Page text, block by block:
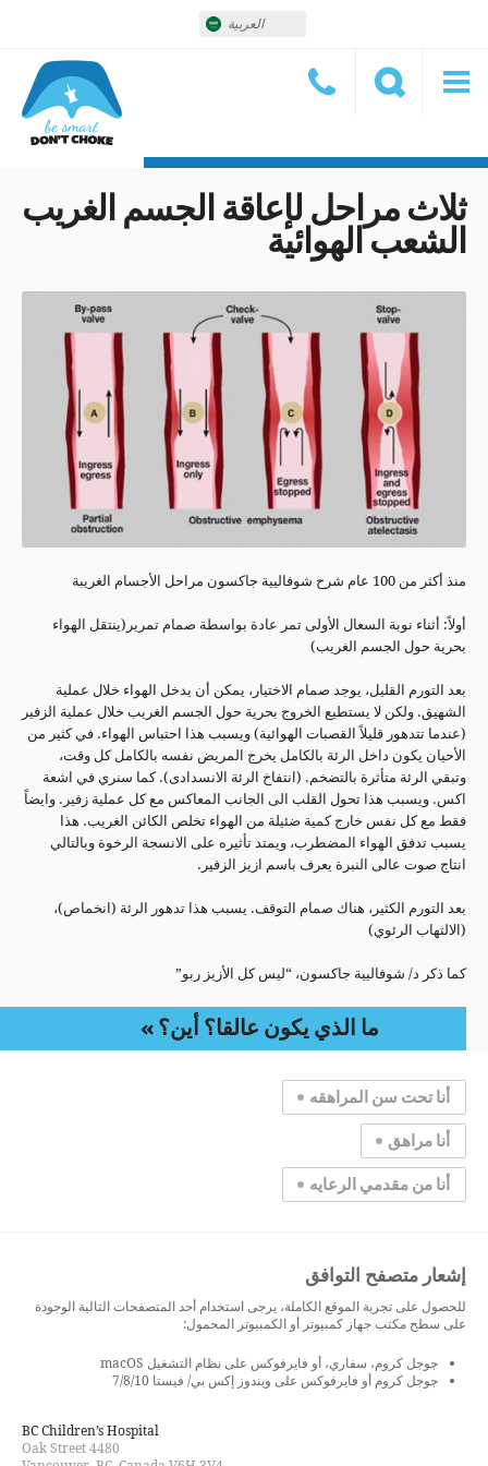
العربية
ثلاث مراحل لإعاقة الجسم الغريب
الشعب الهوائية
منذ أكثر من 100 عام شرح شوفاليية جاكسون مراحل الأجسام الغريبة
أولاً: أثناء نوبة السعال الأولى تمر عادة بواسطة صمام تمرير(ينتقل الهواء
بحرية حول الجسم الغريب)
بعد التورم القليل، يوجد صمام الاختيار، يمكن أن يدخل الهواء خلال عملية
الشهيق. ولكن لا يستطيع الخروج بحرية حول الجسم الغريب خلال عملية الزفير
(عندما تتدهور قليلاً القصبات الهوائية) ويسبب هذا احتباس الهواء. في كثير من
الأحيان يكون داخل الرئة بالكامل يخرج المريض نفسه بالكامل كل وقت،
وتبقي الرئة متأثرة بالتضخم. (انتفاخ الرئة الانسدادى). كما سنري في اشعة
اكس. ويسبب هذا تحول القلب الى الجانب المعاكس مع كل عملية زفير. وايضاً
فقط مع كل نفس خارج كمية ضئيلة من الهواء تخلص الكائن الغريب. هذا
يسبب تدفق الهواء المضطرب، ويمتد تأثيره على الانسجة الرخوة وبالتالي
انتاج صوت عالى النبرة يعرف باسم ازيز الزفير.
بعد التورم الكثير، هناك صمام التوقف. يسبب هذا تدهور الرئة (انخماص)،
(الالتهاب الرئوي)
كما ذكر د/ شوفاليية جاكسون، “ليس كل الأزيز ربو”
ما الذي يكون عالقا؟ أين؟
أنا تحت سن المراهقه
أنا مراهق
أنا من مقدمي الرعايه
إشعار متصفح التوافق
للحصول على تجربة الموقع الكاملة، يرجى استخدام أحد المتصفحات التالية الوجودة
على سطح مكتب جهاز كمبيوتر أو الكمبيوتر المحمول:
جوجل كروم، سفاري، أو فايرفوكس على نظام التشغيل macOS
جوجل كروم أو فايرفوكس على ويندوز إكس بي/ فيستا 7/8/10
BC Children’s Hospital
4480 Oak Street